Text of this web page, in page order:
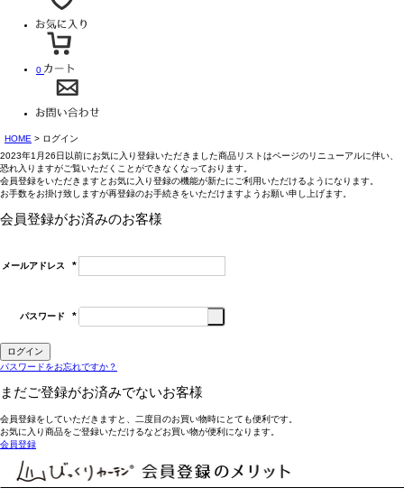
0
HOME
ログイン
2023年1月26日以前にお気に入り登録いただきました商品リストはページのリニューアルに伴い、
恐れ入りますがご覧いただくことができなくなっております。
会員登録をいただきますとお気に入り登録の機能が新たにご利用いただけるようになります。
お手数をお掛け致しますが再登録のお手続きをいただけますようお願い申し上げます。
会員登録がお済みのお客様
メールアドレス
(必
パスワード
ログイン
パスワードをお忘れですか？
まだご登録がお済みでないお客様
会員登録をしていただきますと、二度目のお買い物時にとても便利です。
お気に入り商品をご登録いただけるなどお買い物が便利になります。
会員登録